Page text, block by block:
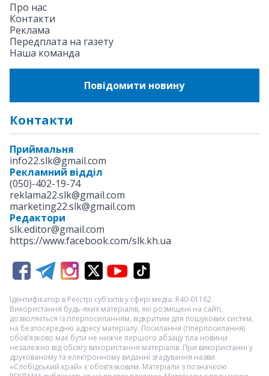
Про нас
Контакти
Реклама
Передплата на газету
Наша команда
Повідомити новину
Контакти
Приймальня
info22.slk@gmail.com
Рекламний відділ
(050)-402-19-74
reklama22.slk@gmail.com
marketing22.slk@gmail.com
Редактори
slk.editor@gmail.com
https://www.facebook.com/slk.kh.ua
Ідентифікатор в Реєстрі суб’єктів у сфері медіа: R40-01162.
Використання будь-яких матеріалів, які розміщені на сайті,
дозволяється із гіперпосиланням, відкритим для пошукових систем,
на безпосередню адресу матеріалу. Посилання (гіперпосилання)
обов’язково має бути не нижче першого абзацу тіла новини
незалежно від обсягу використання матеріалів. При використанні у
друкованому та електронному виданні згадування назви
«Слобідський край» є обов’язковим. Матеріали з позначкою